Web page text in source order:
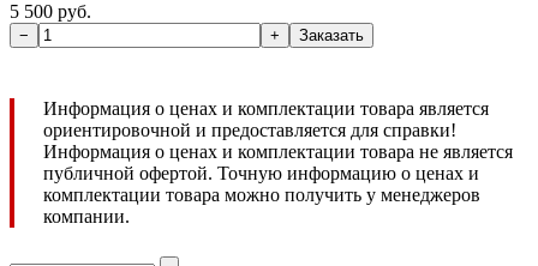
5 500 руб.
Информация о ценах и комплектации товара является
ориентировочной и предоставляется для справки!
Информация о ценах и комплектации товара не является
публичной офертой. Точную информацию о ценах и
комплектации товара можно получить у менеджеров
компании.